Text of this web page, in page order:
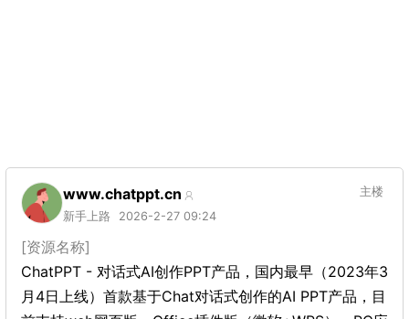
www.chatppt.cn
新手上路 2026-2-27 09:24
主楼
[资源名称]
ChatPPT - 对话式AI创作PPT产品，国内最早（2023年3
月4日上线）首款基于Chat对话式创作的AI PPT产品，目